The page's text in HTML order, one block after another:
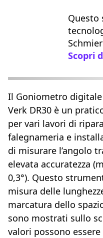
Questo
Scopri
Il Goniometro
Verk DR30 è un
per vari lavori di
falegnameria e
di misurare l’angolo
elevata accuratezza
0,3°). Questo
misura delle
marcatura dello
sono mostrati sullo
valori possono